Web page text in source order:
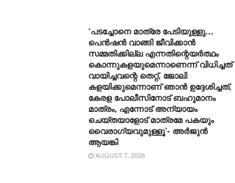
‘പടച്ചോനെ മാത്രേ പേടിയുള്ളു…
പെൻഷൻ വാങ്ങി ജീവിക്കാൻ
സമ്മതിക്കില്ല എന്നതിന്റെയർത്ഥം
കൊന്നുകളയുമെന്നാണെന്ന് വിധിച്ചത്
വായിച്ചവന്റെ തെറ്റ്, ജോലി
കളയിക്കുമെന്നാണ് ഞാൻ ഉദ്ദേശിച്ചത്,
കേരള പോലീസിനോട് ബഹുമാനം
മാത്രം, എന്നോട് അന്യായം
ചെയ്തയാളോട് മാത്രമേ പകയും
വൈരാഗ്യവുമുള്ളൂ’- അർജുൻ
ആയങ്കി
AUGUST 7, 2026